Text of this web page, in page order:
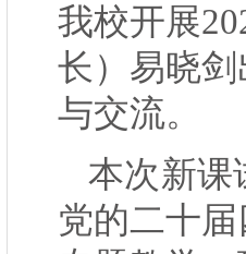
我校开展
长）易晓
与交流。
本次新课
党的二十